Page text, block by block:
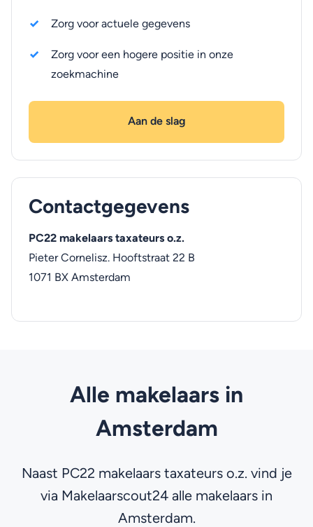
Zorg voor actuele gegevens
Zorg voor een hogere positie in onze
zoekmachine
Aan de slag
Contactgegevens
PC22 makelaars taxateurs o.z.
Pieter Cornelisz. Hooftstraat 22 B
1071 BX Amsterdam
Alle makelaars in
Amsterdam
Naast PC22 makelaars taxateurs o.z. vind je
via Makelaarscout24 alle makelaars in
Amsterdam.